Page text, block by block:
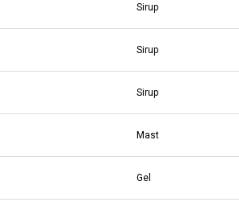
Sirup
Sirup
Sirup
Mast
Gel